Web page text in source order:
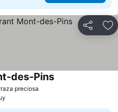
Compartir
preciosa
des-Pins